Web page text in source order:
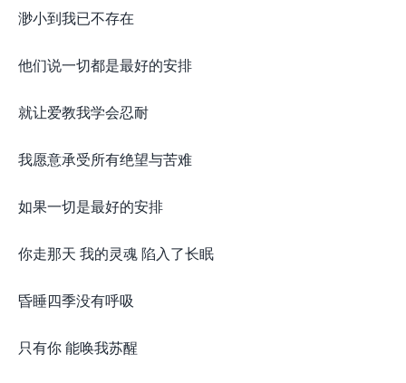
渺小到我已不存在
他们说一切都是最好的安排
就让爱教我学会忍耐
我愿意承受所有绝望与苦难
如果一切是最好的安排
你走那天 我的灵魂 陷入了长眠
昏睡四季没有呼吸
只有你 能唤我苏醒